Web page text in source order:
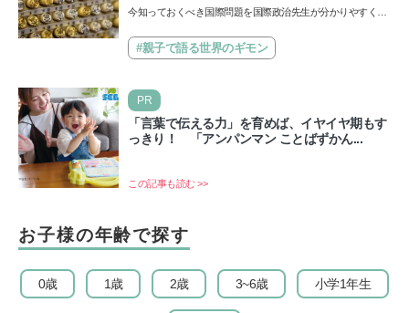
今知っておくべき国際問題を国際政治先生が分かりやすく解
類…#親子で語る世界のギモン
PR
「言葉で伝える力」を育めば、イヤイヤ期もす
っきり！ 「アンパンマン ことばずかん...
この記事も読む >>
お子様の年齢で探す
0歳 1歳 2歳 3~6歳 小学1年生